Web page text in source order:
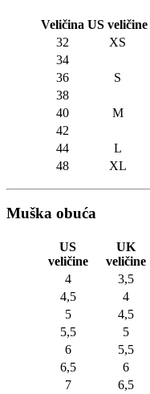
Veličina US veličine
32
XS
34
36
S
38
40
M
42
44
L
48
XL
Muška obuća
US
veličine
UK
veličine
4
3,5
4,5
4
5
4,5
5,5
5
6
5,5
6,5
6
7
6,5